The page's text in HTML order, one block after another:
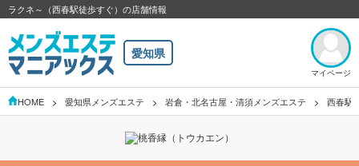
ラクネ～（西春駅徒歩すぐ）の店舗情報
愛知県
マイページ
HOME 愛知県メンズエステ 岩倉・北名古屋・清須メンズエステ 西春駅